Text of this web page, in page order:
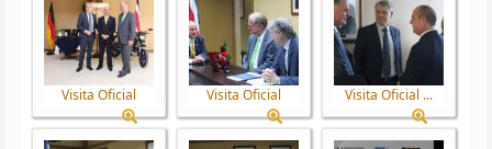
Visita Oficial Visita Oficial Visita Oficial ...